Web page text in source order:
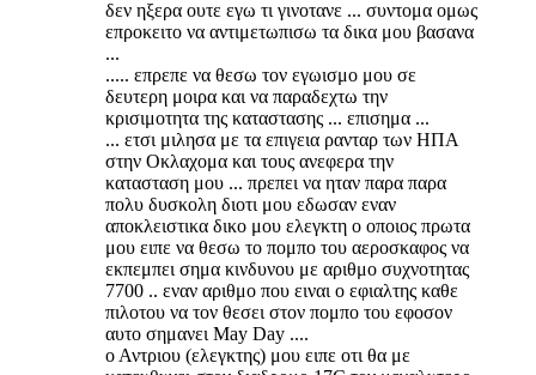
δεν ηξερα ουτε εγω τι γινοτανε ... συντομα ομως
επροκειτο να αντιμετωπισω τα δικα μου βασανα
...
..... επρεπε να θεσω τον εγωισμο μου σε
δευτερη μοιρα και να παραδεχτω την
κρισιμοτητα της καταστασης ... επισημα ...
... ετσι μιλησα με τα επιγεια ρανταρ των ΗΠΑ
στην Οκλαχομα και τους ανεφερα την
κατασταση μου ... πρεπει να ηταν παρα παρα
πολυ δυσκολη διοτι μου εδωσαν εναν
αποκλειστικα δικο μου ελεγκτη ο οποιος πρωτα
μου ειπε να θεσω το πομπο του αεροσκαφος να
εκπεμπει σημα κινδυνου με αριθμο συχνοτητας
7700 .. εναν αριθμο που ειναι ο εφιαλτης καθε
πιλοτου να τον θεσει στον πομπο του εφοσον
αυτο σημανει May Day ....
ο Αντριου (ελεγκτης) μου ειπε οτι θα με